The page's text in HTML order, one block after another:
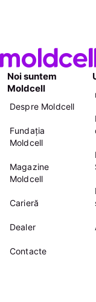
Noi suntem
Moldcell
Despre Moldcell
Fundația
Moldcell
Magazine
Moldcell
Carieră
Dealer
Contacte